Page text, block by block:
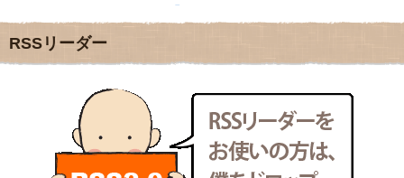
2011年11月(28)
2011年10月(31)
2011年9月(24)
2011年7月(18)
2011年6月
2011年5月
(15)
2011年4月(17)
地域のライターさんです
小豆島 圓満寺
新聞屋の道具箱
新聞社で使われる用語の解説など
makotoさんの御符内巡礼記
東京の巡礼記です
POLYHEDON
RSSリーダー